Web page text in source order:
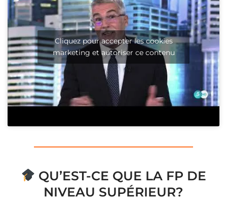
Cliquez pour accepter les cookies
marketing et autoriser ce contenu
QU’EST-CE QUE LA FP DE
NIVEAU SUPÉRIEUR?